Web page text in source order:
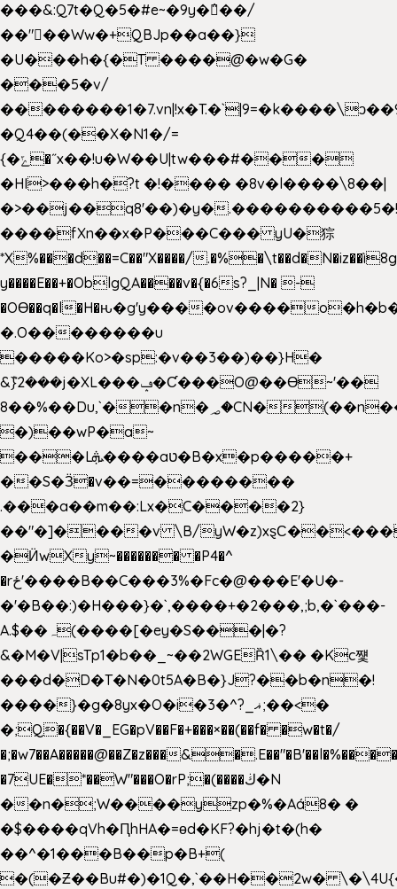
���&:Q7t�Q�5�#e~�9y�݅󈽻��/
��"��Ww�+QBJp��a��}
�U���h�{�T ����@�w�G�
���5�v/
��������1�7.vn|!x�T.�`|9=�k����\ͻ��ߏ��9B'|
�Q4��(��X�N1�/=
{�ݻ�˝x��!u�W��U|tw���#���
�HI>���h�?t �!���� �8v�l����\8��|
�>��j��q8'��)�y�.����������5�!
����fXn��x�P���C��� yU�猔
*X%���d��=C��"X����/
y����E��+�OblgQA����v�{�6s?_|N� -
�OƟ��q�l�H�ԋ�g'y����ov����
�.O��������u
�����Ko>�sp:�v��3��)��}H�
&݉}2���j�XL���ݡ�Ƈ���O@��Ɵ~'��
8��%��Du,`��n�؃�CN�(��n��ւ���B�9��
�)��wP�a~
���Lܞ����aט�B�x�p�����+
��S�Ӟ�v��=��������
.���a��m��:Lx�C����2}
��"�]����v \B/
�ӤwXy~������� �P4�^
�rځ'����B��C���3%�Fc�@���E'�U�-
�'�B��:)�H���}�`,����+�2���,;b,�`���-
A.$��ہ(����[�ey�S���|�?
&�M�V|sTp1�b��_~��2WGEȐ1\�� �Kc쩇
���d�D�T�N�0t5A�B�}J?��b�n�!
����}�g�8yx�O�i�3�^?_ޣ;��<�
�;Q�{��V�_EG�pV��F�+���×��(��f� �w�t�/
�;�w7��A�����@��Z�z���
�7UE�*��W"���O�rP;�(����ڬ�N
��n�;W����yzp�%�Aá8� �
�$����qVh�ԤhHA�=ɵd�KF?�hj�t�(h�
��^�1���B��p�B+(
�(�Ƶ��Bu#�)�1Q�,`��H��2w�